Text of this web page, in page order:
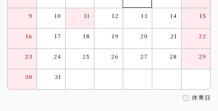
9 10 11 12 13 14 15
16 17 18 19 20 21 22
23 24 25 26 27 28 29
30 31
休業日